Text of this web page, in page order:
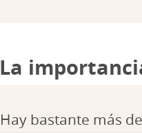
La
Hay bastante más